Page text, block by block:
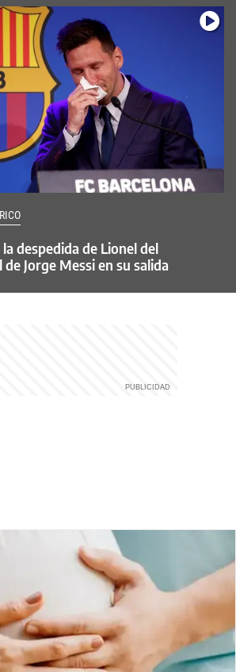
despedida de Lionel del
Jorge Messi en su salida